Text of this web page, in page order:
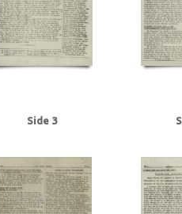
Berg Petersen, Svend, frugthandler,
Henning, repræsentant, Kbh.
Brun Sørensen, Viktor,
Arne, radioforhandler, Kbh.
Randers Eriksen, Alfred,
Tønder Finmark Fischer, Aksel,
Frankrig Frederiksen, Einar
Side 3